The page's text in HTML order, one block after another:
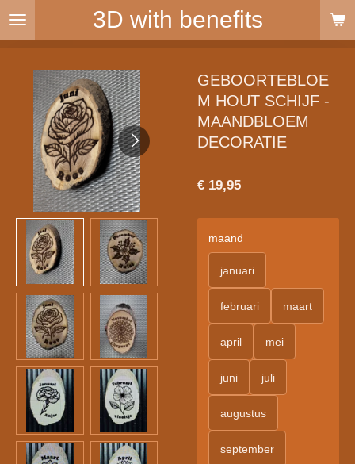
Ga
hoofdinhoud
3D with benefits
GEBOORTEBLOE
M HOUT SCHIJF -
MAANDBLOEM
DECORATIE
€ 19,95
maand
januari
februari maart
april mei
juni juli
augustus
september